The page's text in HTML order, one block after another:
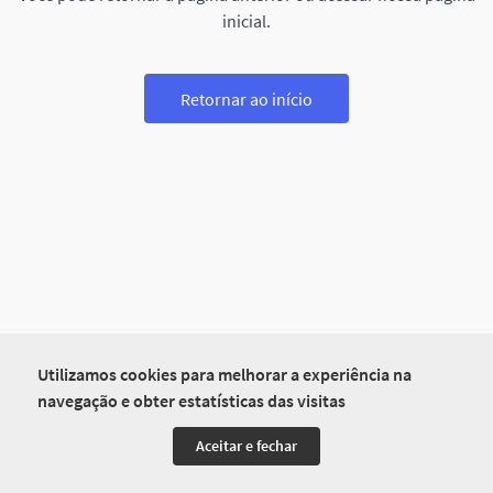
Utilizamos cookies para melhorar a experiência na
navegação e obter estatísticas das visitas
Aceitar e fechar
inicial.
Retornar ao início